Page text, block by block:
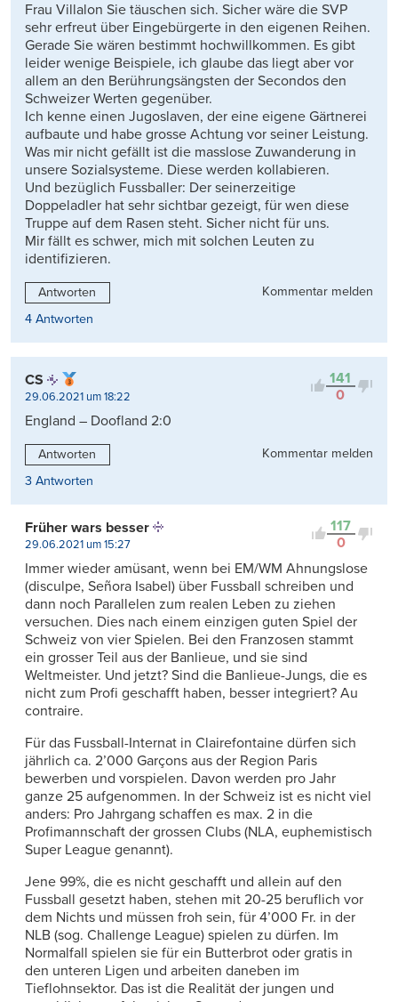
Frau Villalon Sie täuschen sich. Sicher wäre die SVP
sehr erfreut über Eingebürgerte in den eigenen Reihen.
Gerade Sie wären bestimmt hochwillkommen. Es gibt
leider wenige Beispiele, ich glaube das liegt aber vor
allem an den Berührungsängsten der Secondos den
Schweizer Werten gegenüber.
Ich kenne einen Jugoslaven, der eine eigene Gärtnerei
aufbaute und habe grosse Achtung vor seiner Leistung.
Was mir nicht gefällt ist die masslose Zuwanderung in
unsere Sozialsysteme. Diese werden kollabieren.
Und bezüglich Fussballer: Der seinerzeitige
Doppeladler hat sehr sichtbar gezeigt, für wen diese
Truppe auf dem Rasen steht. Sicher nicht für uns.
Mir fällt es schwer, mich mit solchen Leuten zu
identifizieren.
Antworten
Kommentar melden
4 Antworten
141
0
CS
29.06.2021 um 18:22
England – Doofland 2:0
Antworten
Kommentar melden
3 Antworten
117
0
Früher wars besser
29.06.2021 um 15:27
Immer wieder amüsant, wenn bei EM/WM Ahnungslose
(disculpe, Señora Isabel) über Fussball schreiben und
dann noch Parallelen zum realen Leben zu ziehen
versuchen. Dies nach einem einzigen guten Spiel der
Schweiz von vier Spielen. Bei den Franzosen stammt
ein grosser Teil aus der Banlieue, und sie sind
Weltmeister. Und jetzt? Sind die Banlieue-Jungs, die es
nicht zum Profi geschafft haben, besser integriert? Au
contraire.
Für das Fussball-Internat in Clairefontaine dürfen sich
jährlich ca. 2’000 Garçons aus der Region Paris
bewerben und vorspielen. Davon werden pro Jahr
ganze 25 aufgenommen. In der Schweiz ist es nicht viel
anders: Pro Jahrgang schaffen es max. 2 in die
Profimannschaft der grossen Clubs (NLA, euphemistisch
Super League genannt).
Jene 99%, die es nicht geschafft und allein auf den
Fussball gesetzt haben, stehen mit 20-25 beruflich vor
dem Nichts und müssen froh sein, für 4’000 Fr. in der
NLB (sog. Challenge League) spielen zu dürfen. Im
Normalfall spielen sie für ein Butterbrot oder gratis in
den unteren Ligen und arbeiten daneben im
Tieflohnsektor. Das ist die Realität der jungen und